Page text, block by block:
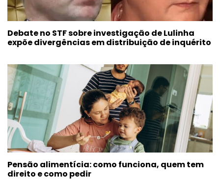
Debate no STF sobre investigação de Lulinha
expõe divergências em distribuição de inquérito
Pensão alimentícia: como funciona, quem tem
direito e como pedir